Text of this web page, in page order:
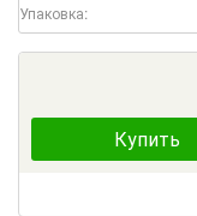
Упаковка:
Купить